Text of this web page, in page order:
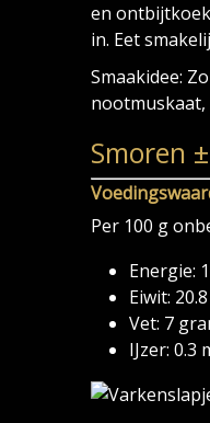
en
in. Eet
Smaakidee:
Smoren
Per 100 g
Energie:
Eiwit:
Vet: 7
IJzer: 0.3